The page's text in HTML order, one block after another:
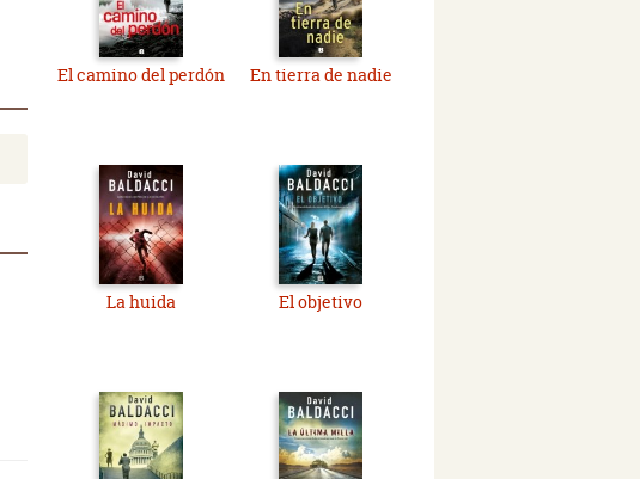
El camino del perdón En tierra de nadie
La huida El objetivo